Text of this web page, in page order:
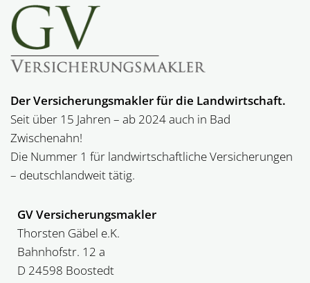
Der Versicherungsmakler für die Landwirtschaft.
Seit über 15 Jahren – ab 2024 auch in Bad
Zwischenahn!
Die Nummer 1 für landwirt­schaftliche Versicherungen
– deutschlandweit tätig.
GV Versicherungsmakler
Thorsten Gäbel e.K.
Bahnhofstr. 12 a
D 24598 Boostedt